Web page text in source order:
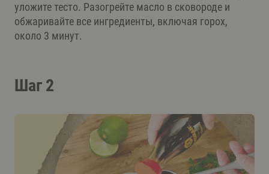
уложите тесто. Разогрейте масло в сковороде и
обжаривайте все ингредиенты, включая горох,
около 3 минут.
Шаг 2